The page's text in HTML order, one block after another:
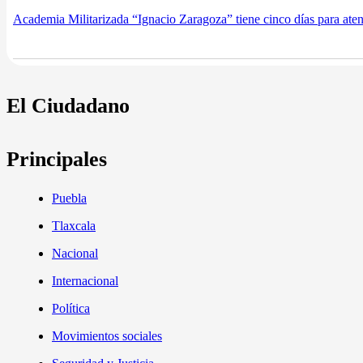
Academia Militarizada “Ignacio Zaragoza” tiene cinco días para
El Ciudadano
Principales
Puebla
Tlaxcala
Nacional
Internacional
Política
Movimientos sociales